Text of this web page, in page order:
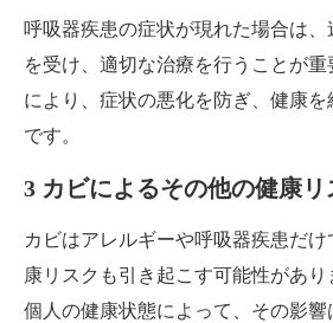
呼吸器疾患の症状が現れた場合は
を受け、適切な治療を行うことが
により、症状の悪化を防ぎ、健康
です。
3 カビによるその他の健康リ
カビはアレルギーや呼吸器疾患だ
康リスクも引き起こす可能性があ
個人の健康状態によって、その影